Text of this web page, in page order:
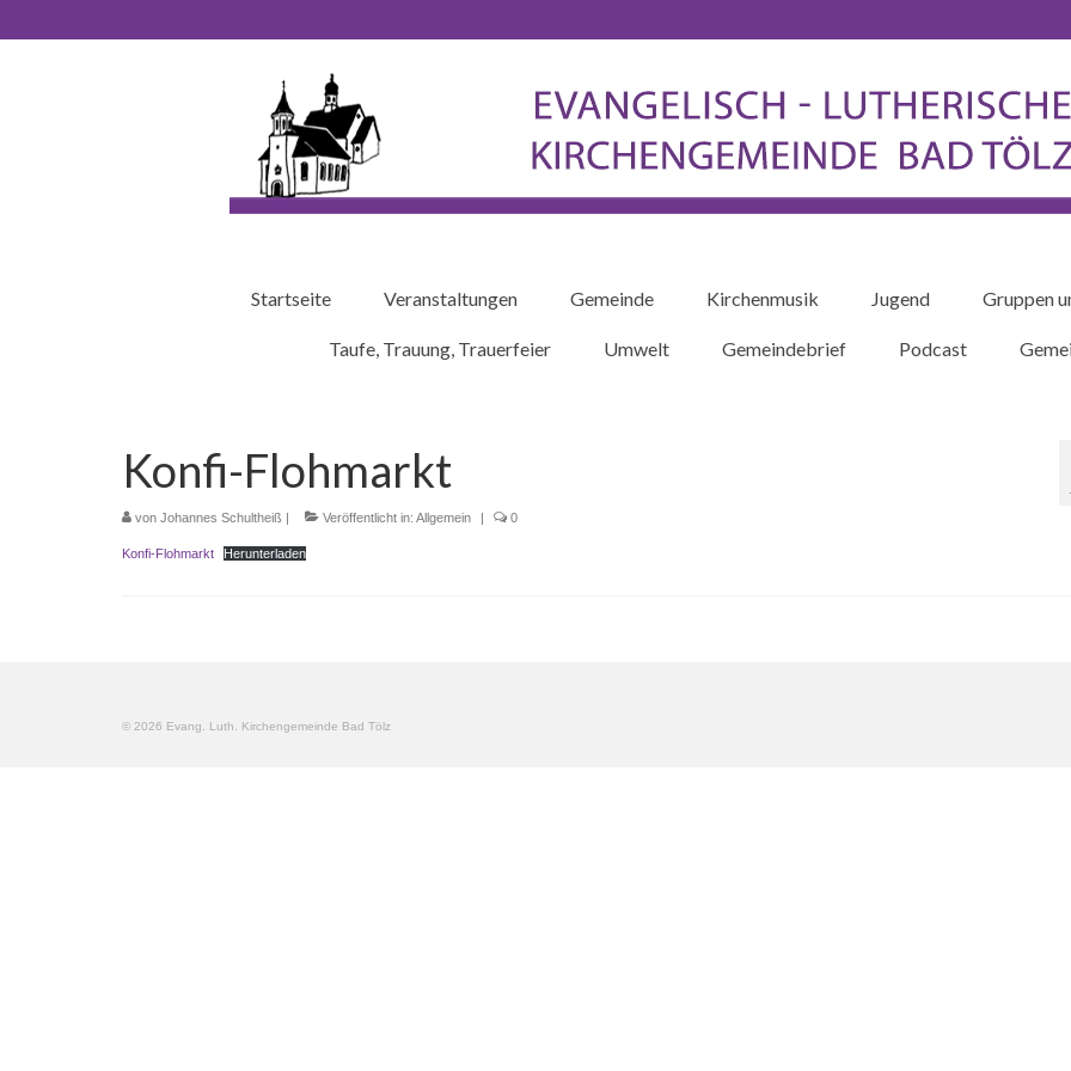
Startseite Veranstaltungen Gemeinde Kirchenmusik Jugend Gruppen
Taufe, Trauung, Trauerfeier Umwelt Gemeindebrief Podcast
Konfi-Flohmarkt
von Johannes Schultheiß | Veröffentlicht in: Allgemein | 0
Konfi-Flohmarkt Herunterladen
© 2026 Evang. Luth. Kirchengemeinde Bad Tölz